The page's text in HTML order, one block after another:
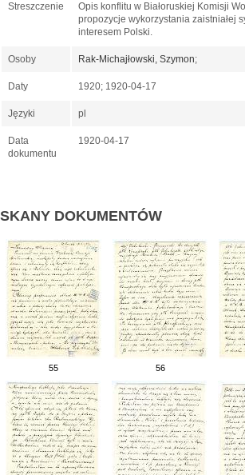
Streszczenie
Opis konflitu w Białoruskiej Komisji
propozycje wykorzystania zaistniałej
interesem Polski.
Osoby Rak-Michajłowski, Szymon;
Daty 1920; 1920-04-17
Języki pl
Data
dokumentu
1920-04-17
SKANY DOKUMENTÓW
55 56